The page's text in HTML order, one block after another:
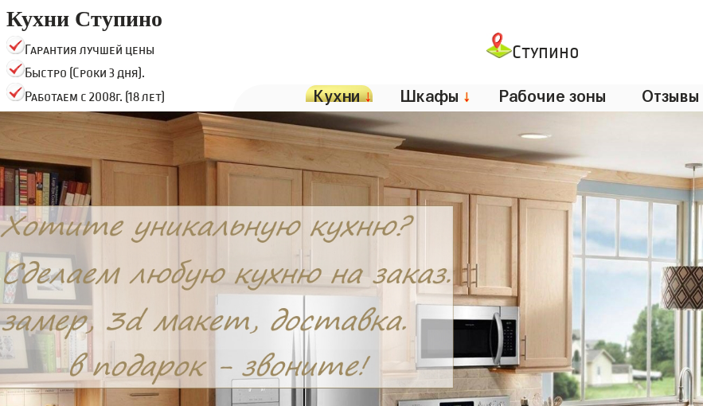
Кухни Ступино
Гарантия лучшей цены
Быстро (Сроки 3 дня).
Работаем с 2008г. (18 лет)
Ступино
Кухни↓ Шкафы ↓ Рабочие зоны Отзывы